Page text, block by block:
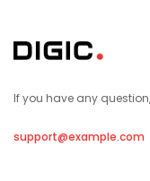
If you have any
support@example.com